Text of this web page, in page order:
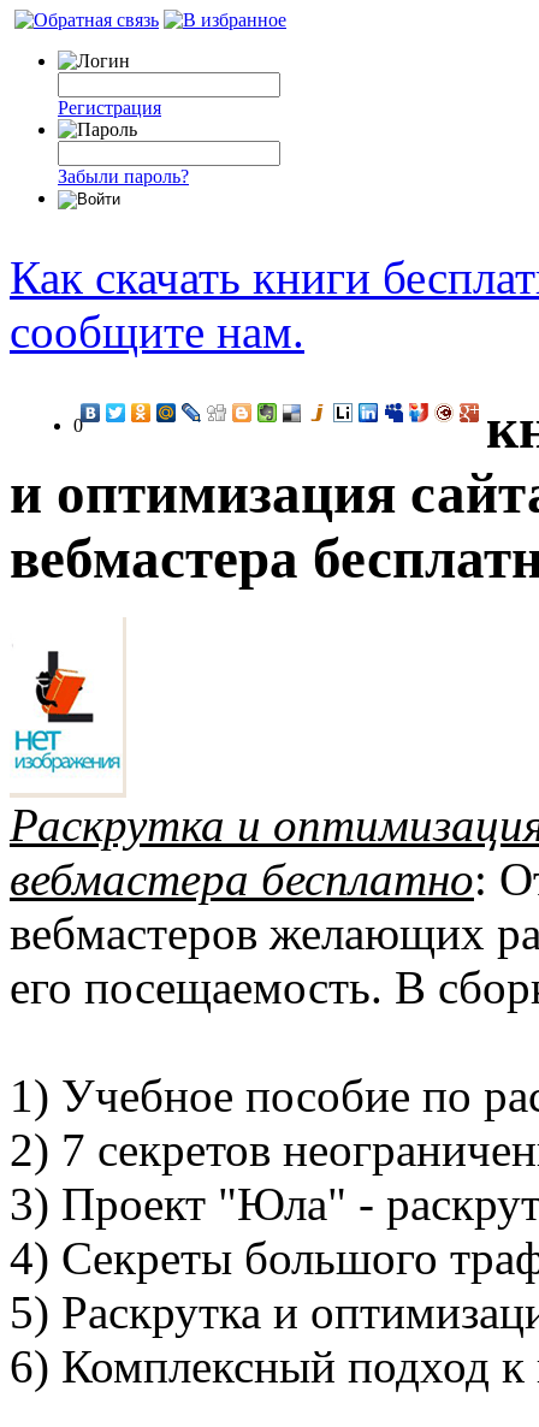
Регистрация
Забыли пароль?
Как скачать книги
сообщите нам.
0
и оптимизация
вебмастера
Раскрутка и
вебмастера бесплатно:
вебмастеров желающих
его посещаемость. В
1) Учебное пособие по
2) 7 секретов
3) Проект "Юла" -
4) Секреты большого
5) Раскрутка и
6) Комплексный подход